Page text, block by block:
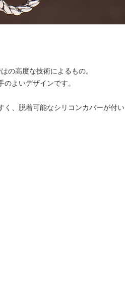
の高度な技術によるもの。
よいデザインです。
く、脱着可能なシリコンカバーが付い